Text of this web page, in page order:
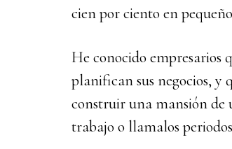
cien por ciento en
He conocido empresarios
planifican sus negocios, y
construir una mansión de
trabajo o llamalos